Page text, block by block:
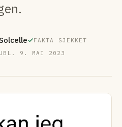
FAKTA SJEKKET
9. MAI 2023